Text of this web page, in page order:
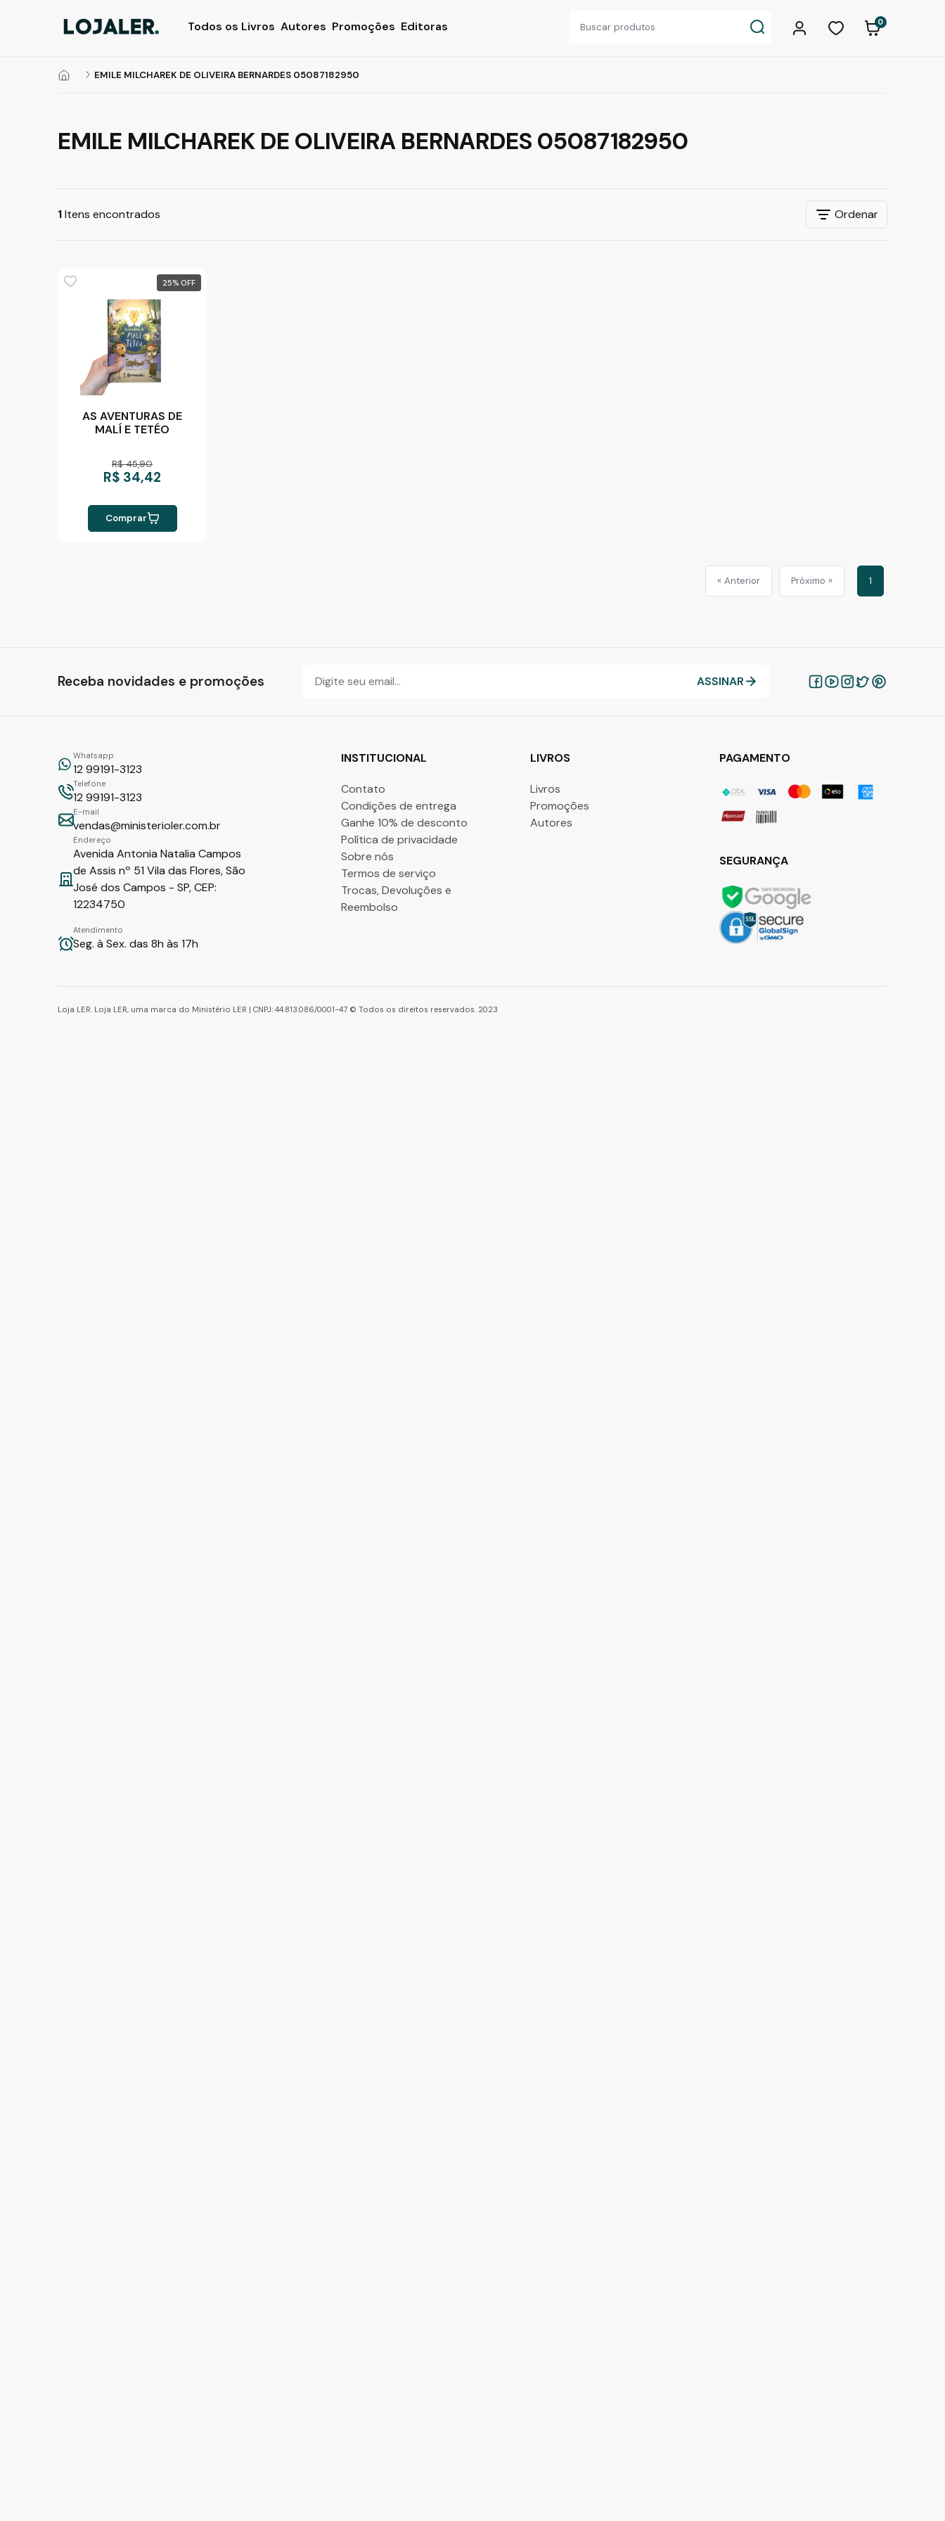
Todos os Livros Autores Promoções Editoras 0
EMILE MILCHAREK DE OLIVEIRA BERNARDES 05087182950
EMILE MILCHAREK DE OLIVEIRA BERNARDES 05087182950
1Itens encontrados Ordenar
25%
AS AVENTURAS DE
MALÍ E TETÉO
R$ 45,90
R$ 34,42
Comprar
« Anterior Próximo » 1
Receba novidades e promoções ASSINAR
Whatsapp
12 99191-3123
Telefone
12 99191-3123
E-mail
vendas@ministerioler.com.br
Endereço
Avenida Antonia Natalia Campos
de Assis nº 51 Vila das Flores, São
José dos Campos - SP, CEP:
12234750
Atendimento
Seg. à Sex. das 8h às 17h
INSTITUCIONAL
Contato
Condições de entrega
Ganhe 10% de desconto
Política de privacidade
Sobre nós
Termos de serviço
Trocas, Devoluções e
Reembolso
LIVROS
Livros
Promoções
Autores
PAGAMENTO
SEGURANÇA
Loja LER. Loja LER, uma marca do Ministério LER | CNPJ: 44.813.086/0001-47 © Todos os direitos reservados. 2023